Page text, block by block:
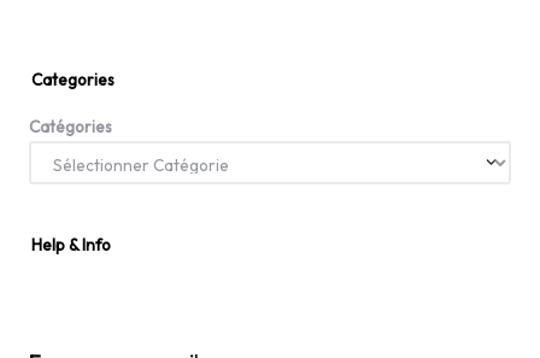
Categories
Catégories
Help & Info